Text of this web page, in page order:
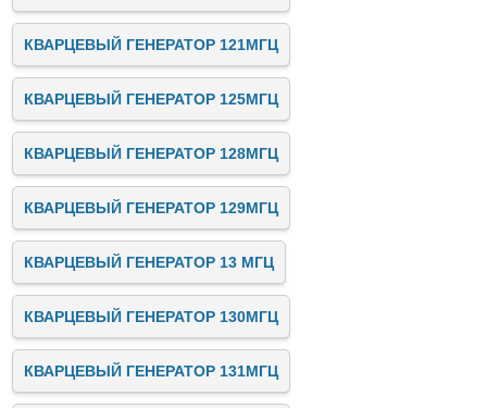
КВАРЦЕВЫЙ ГЕНЕРАТОР 121МГЦ
КВАРЦЕВЫЙ ГЕНЕРАТОР 125МГЦ
КВАРЦЕВЫЙ ГЕНЕРАТОР 128МГЦ
КВАРЦЕВЫЙ ГЕНЕРАТОР 129МГЦ
КВАРЦЕВЫЙ ГЕНЕРАТОР 13 МГЦ
КВАРЦЕВЫЙ ГЕНЕРАТОР 130МГЦ
КВАРЦЕВЫЙ ГЕНЕРАТОР 131МГЦ